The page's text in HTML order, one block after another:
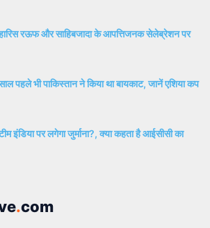
रऊफ और साहिबजादा के आपत्तिजनक सेलेब्रेशन पर
पहले भी पाकिस्तान ने किया था बायकाट, जानें एशिया कप
इंडिया पर लगेगा जुर्माना?, क्या कहता है आईसीसी का
.com